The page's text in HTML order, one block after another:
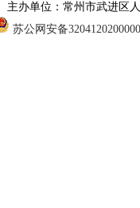
主办单位：常州市武进
苏公网安备